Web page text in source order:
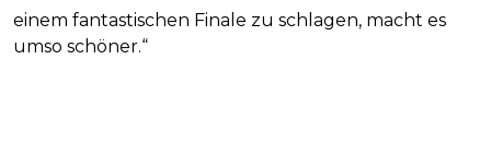
einem fantastischen Finale zu schlagen, macht es
umso schöner.“